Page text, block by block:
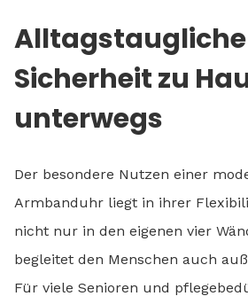
Alltagstaugliche
Sicherheit zu
unterwegs
Der besondere Nutzen einer
Armbanduhr liegt in ihrer
nicht nur in den eigenen vier
begleitet den Menschen auch
Für viele Senioren und